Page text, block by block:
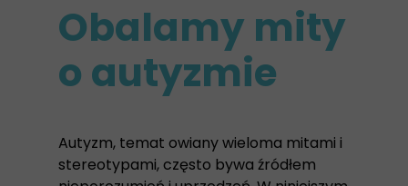
Obalamy mity
o autyzmie
Autyzm, temat owiany wieloma mitami i
stereotypami, często bywa źródłem